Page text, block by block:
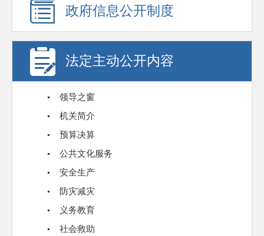
政府信息公开制度
法定主动公开内容
领导之窗
机关简介
预算决算
公共文化服务
安全生产
防灾减灾
义务教育
社会救助